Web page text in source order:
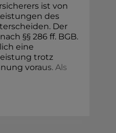
ist von
des
Der
§§ 286 ff. BGB.
eine
trotz
voraus. Als